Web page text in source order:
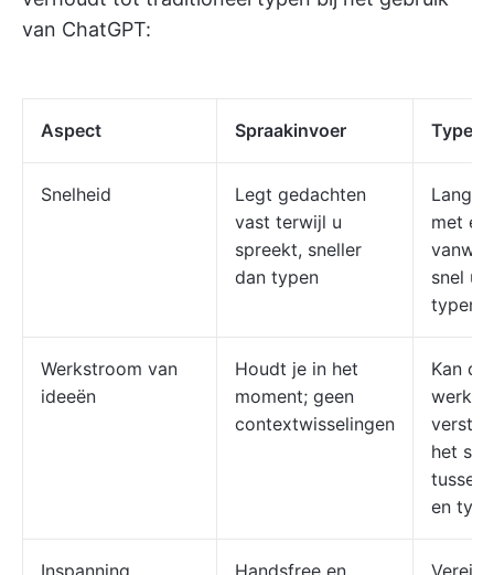
van ChatGPT:
Aspect Spraakinvoer Typen
Snelheid
Legt gedachten
vast terwijl u
spreekt, sneller
dan typen
met
snel u
typen
Werkstroom van
ideeën
Houdt je in het
moment; geen
contextwisselingen
Kan de
het
tussen
en
Inspanning Handsfree en Vereist